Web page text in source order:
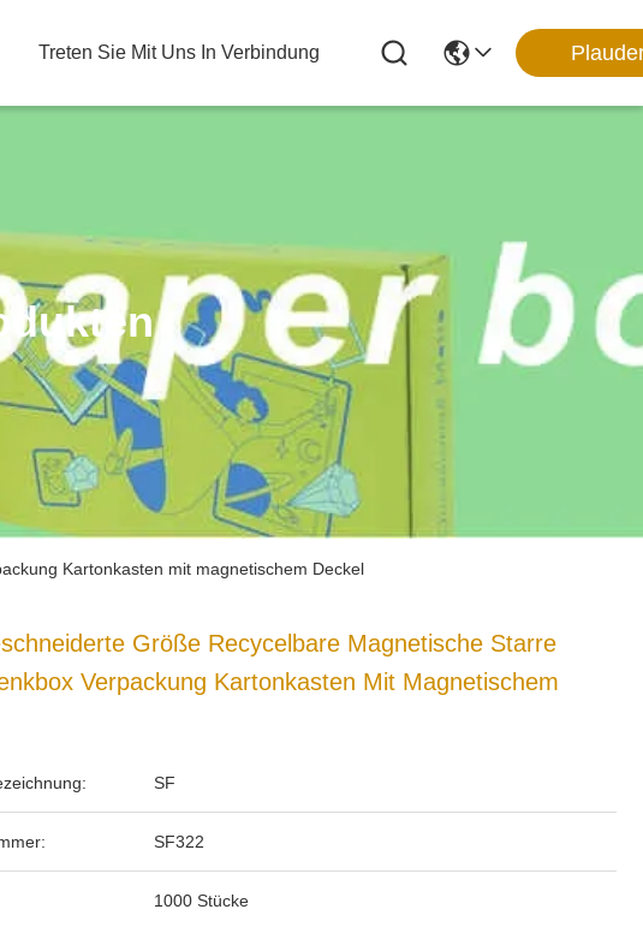
Treten Sie Mit Uns In Verbindung
Kartonkasten mit magnetischem Deckel
Größe Recycelbare Magnetische Starre
Verpackung Kartonkasten Mit Magnetischem
SF
SF322
1000 Stücke